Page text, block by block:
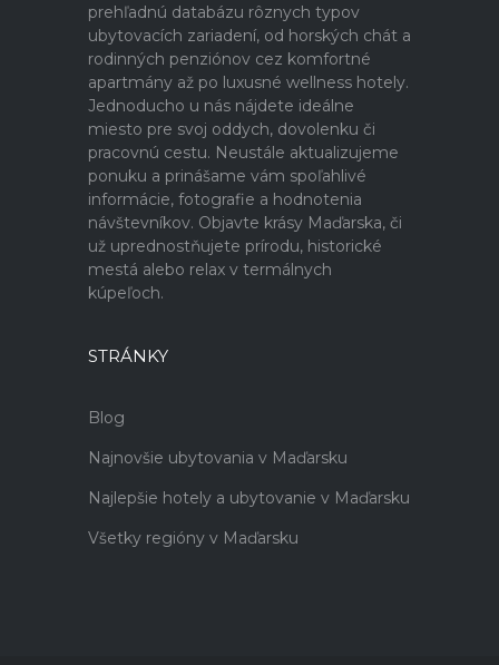
prehľadnú databázu rôznych typov
ubytovacích zariadení, od horských chát a
rodinných penziónov cez komfortné
apartmány až po luxusné wellness hotely.
Jednoducho u nás nájdete ideálne
miesto pre svoj oddych, dovolenku či
pracovnú cestu. Neustále aktualizujeme
ponuku a prinášame vám spoľahlivé
informácie, fotografie a hodnotenia
návštevníkov. Objavte krásy Maďarska, či
už uprednostňujete prírodu, historické
mestá alebo relax v termálnych
kúpeľoch.
STRÁNKY
Blog
Najnovšie ubytovania v Maďarsku
Najlepšie hotely a ubytovanie v Maďarsku
Všetky regióny v Maďarsku